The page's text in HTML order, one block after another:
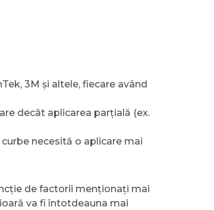
3M și altele, fiecare având
decât aplicarea parțială (ex.
necesită o aplicare mai
de factorii menționați mai
va fi întotdeauna mai